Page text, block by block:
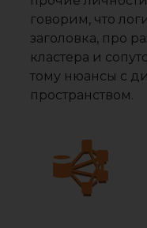
говорим, что
заголовка, про
кластера и
тому нюансы с
пространством.